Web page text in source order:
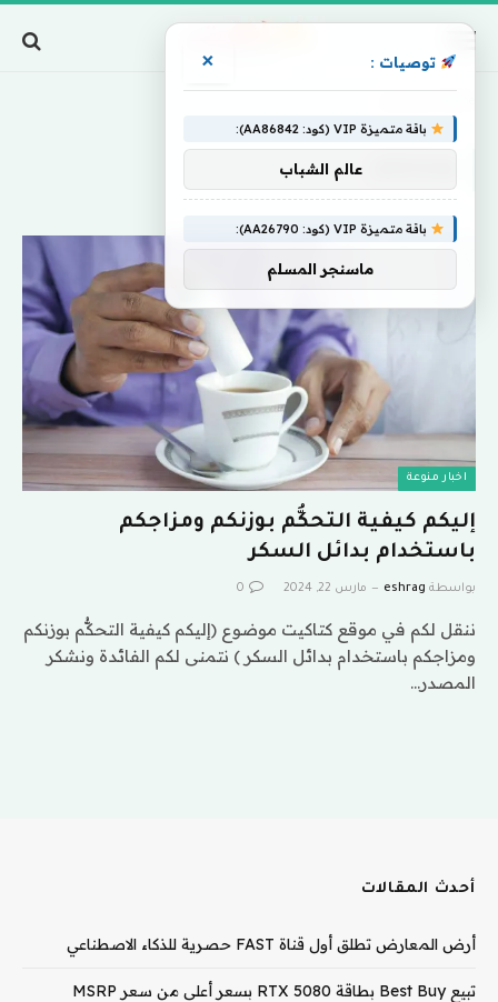
اخبار منوعة
إليكم كيفية التحكُّم بوزنكم ومزاجكم
باستخدام بدائل السكر
بواسطة eshrag مارس 22, 2024 0
ننقل لكم في موقع كتاكيت موضوع (إليكم كيفية التحكُّم بوزنكم
ومزاجكم باستخدام بدائل السكر ) نتمنى لكم الفائدة ونشكر
المصدر…
أحدث المقالات
أرض المعارض تطلق أول قناة FAST حصرية للذكاء الاصطناعي
تبيع Best Buy بطاقة RTX 5080 بسعر أعلى من سعر MSRP
توصيات : ×
باقة متميزة VIP (كود: AA86842):
عالم الشباب
باقة متميزة VIP (كود: AA26790):
ماسنجر المسلم